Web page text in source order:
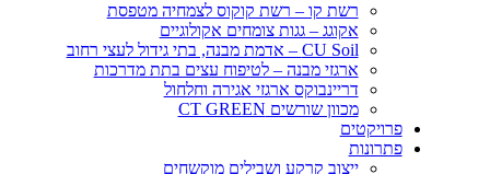
רשת קו – רשת קוקוס לצמחיה מטפסת
אקוגג – גגות צומחים אקולוגיים
CU Soil – אדמת מבנה, בתי גידול לעצי רחוב
ארגזי מבנה – לטיפוח עצים בתת מדרכות
דריינבוקס ארגזי אגירה וחלחול
מכוון שורשים CT GREEN
פרויקטים
פתרונות
ייצוב קרקע ושבילים מוקשחים